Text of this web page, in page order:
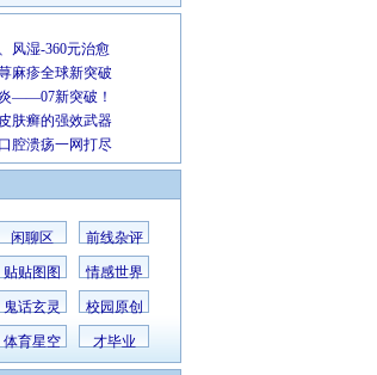
闲聊区 前线杂评
贴贴图图 情感世界
鬼话玄灵 校园原创
体育星空 才毕业